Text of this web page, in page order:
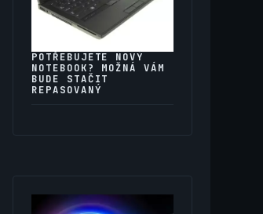
POTŘEBUJETE NOVÝ
NOTEBOOK? MOŽNÁ VÁM
BUDE STAČIT
REPASOVANÝ